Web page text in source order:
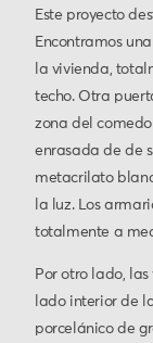
Este proyecto
Encontramos
la vivienda,
techo. Otra
zona del
enrasada de de
metacrilato
la luz. Los
totalmente a
Por otro lado,
lado interior de
porcelánico de